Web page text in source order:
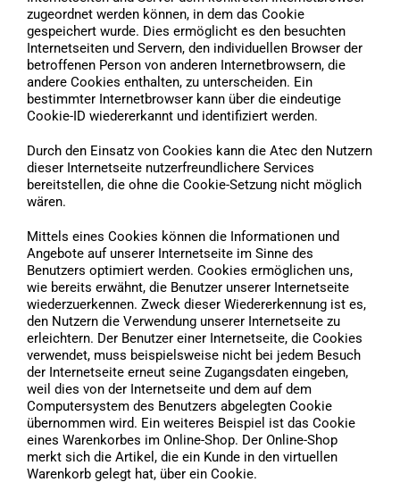
zugeordnet werden können, in dem das Cookie
gespeichert wurde. Dies ermöglicht es den besuchten
Internetseiten und Servern, den individuellen Browser der
betroffenen Person von anderen Internetbrowsern, die
andere Cookies enthalten, zu unterscheiden. Ein
bestimmter Internetbrowser kann über die eindeutige
Cookie-ID wiedererkannt und identifiziert werden.
Durch den Einsatz von Cookies kann die Atec den Nutzern
dieser Internetseite nutzerfreundlichere Services
bereitstellen, die ohne die Cookie-Setzung nicht möglich
wären.
Mittels eines Cookies können die Informationen und
Angebote auf unserer Internetseite im Sinne des
Benutzers optimiert werden. Cookies ermöglichen uns,
wie bereits erwähnt, die Benutzer unserer Internetseite
wiederzuerkennen. Zweck dieser Wiedererkennung ist es,
den Nutzern die Verwendung unserer Internetseite zu
erleichtern. Der Benutzer einer Internetseite, die Cookies
verwendet, muss beispielsweise nicht bei jedem Besuch
der Internetseite erneut seine Zugangsdaten eingeben,
weil dies von der Internetseite und dem auf dem
Computersystem des Benutzers abgelegten Cookie
übernommen wird. Ein weiteres Beispiel ist das Cookie
eines Warenkorbes im Online-Shop. Der Online-Shop
merkt sich die Artikel, die ein Kunde in den virtuellen
Warenkorb gelegt hat, über ein Cookie.